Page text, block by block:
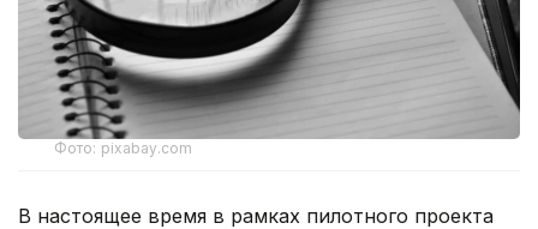
Фото: pixabay.com
В настоящее время в рамках пилотного проекта